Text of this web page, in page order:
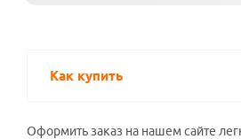
Как купить
Оформить заказ на нашем сайте